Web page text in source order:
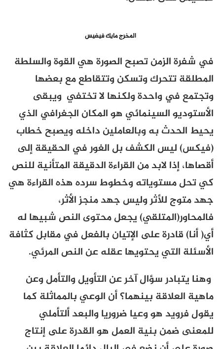
المخرج مايك فيغيس
في شفرة الزمن تصبح الصورة هي القوة والسلطة
المطلقة تتحرك وتسكن وتتقاطع مع بعضها
وتجتمع في واحدة ولكنها لا تختفي ويبقى
الأستوديو السينمائي هو المكان الجغرافي الذي
يحيط الحدث به وبالعاملين داخله ويصبح خطاب
(فيكس) ليس الكشف بل الغور في الحقيقة إلى
أقصاها، إذا لابد من القراءة الدقيقة المتأنية للنص
كي تحل مستوياته وخطوط سرده هذه القراءة هي
جهد متوج للأثر وليس جهد منجز الأثر،
فالمحاور(المتلقي) يجعل محتوى النص شبيها له
أي( أنا) قادرة على الإتيان بالفعل في مقابل كثافة
الأسئلة التي يحتويها عقله عن النص المرئي.
وهنا يتبادر سؤال آخر عن التأويل والتأمل وعن
ماهية العلاقة بينهما؟ أن الوعي بالمماثلة كما
يقول فرويد هو وعيا ضروريا والبعد ألتأملي
للمعنى ضمن بنية العمل هو القدرة على إنتاج